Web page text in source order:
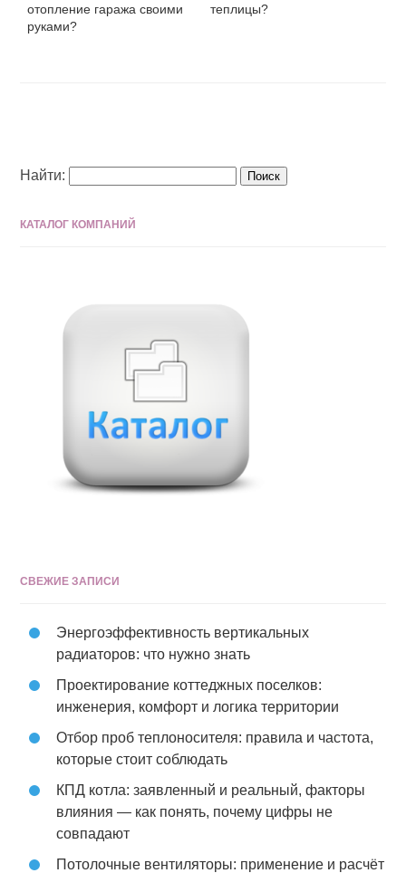
отопление гаража своими
руками?
теплицы?
Найти:
КАТАЛОГ КОМПАНИЙ
СВЕЖИЕ ЗАПИСИ
Энергоэффективность вертикальных
радиаторов: что нужно знать
Проектирование коттеджных поселков:
инженерия, комфорт и логика территории
Отбор проб теплоносителя: правила и частота,
которые стоит соблюдать
КПД котла: заявленный и реальный, факторы
влияния — как понять, почему цифры не
совпадают
Потолочные вентиляторы: применение и расчёт